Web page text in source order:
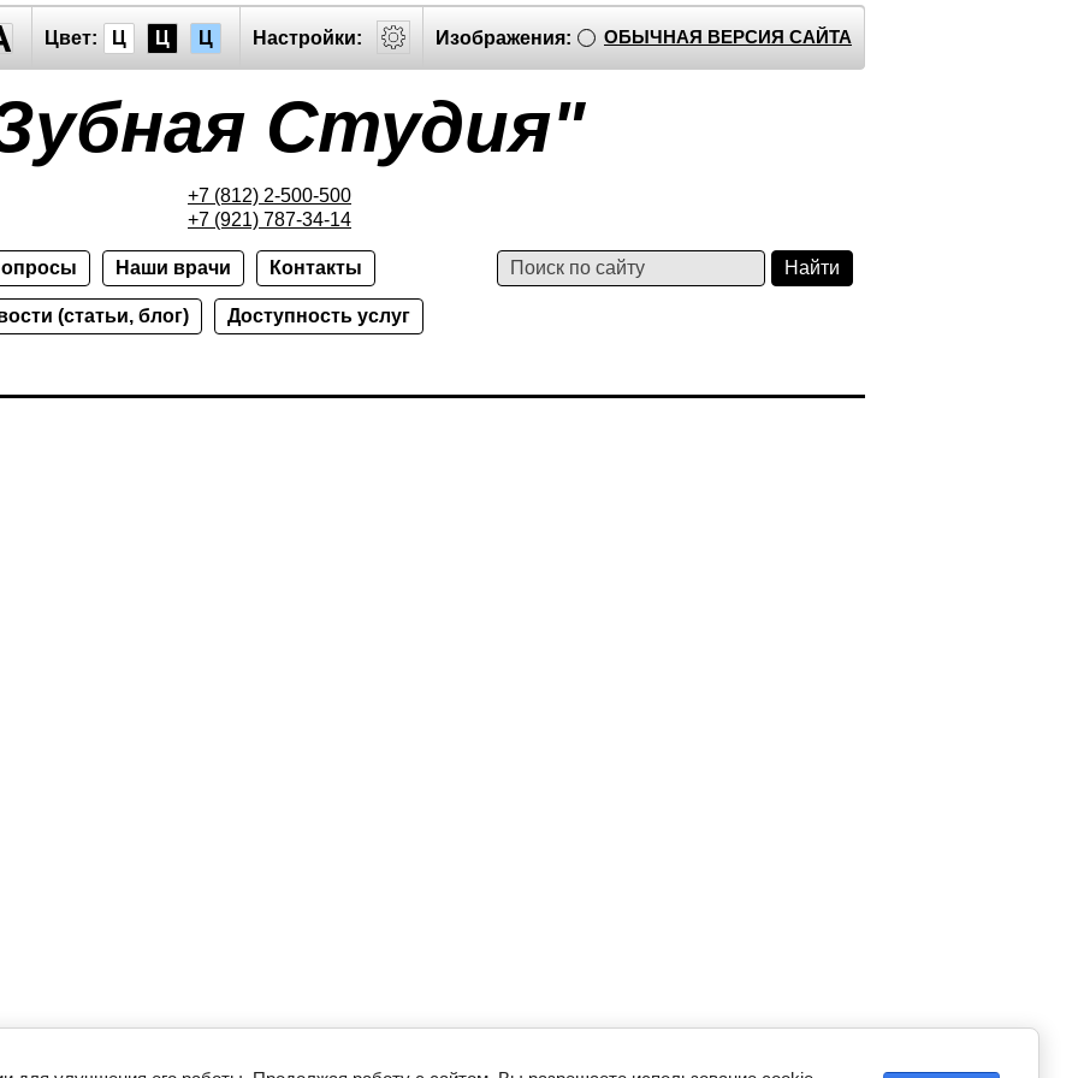
Цвет: Ц Ц Ц Настройки: Изображения: ОБЫЧНАЯ ВЕРСИЯ САЙТА
Студия"
+7 (812) 2-500-500
+7 (921) 787-34-14
Наши врачи Контакты
(статьи, блог) Доступность услуг